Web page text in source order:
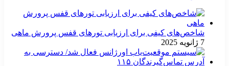
شاخص‌های کیفی برای ارزیابی تورهای قفس پرورش ماهی
7 ژانویه 2025